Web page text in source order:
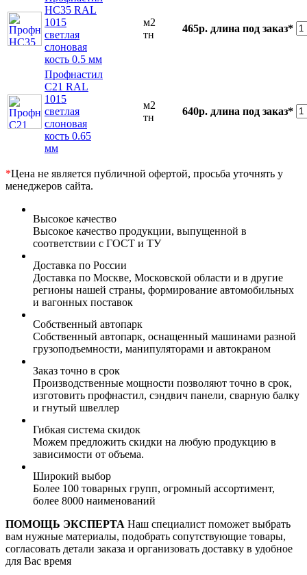
НС35 RAL
1015
светлая
слоновая
кость 0.5 мм
м2
тн
465р. длина под заказ*
Профнастил
С21 RAL
1015
светлая
слоновая
кость 0.65
мм
м2
тн
640р. длина под заказ*
*Цена не является публичной офертой, просьба уточнять у
менеджеров сайта.
Высокое качество
Высокое качество продукции, выпущенной в
соответствии с ГОСТ и ТУ
Доставка по России
Доставка по Москве, Московской области и в другие
регионы нашей страны, формирование автомобильных
и вагонных поставок
Собственный автопарк
Собственный автопарк, оснащенный машинами разной
грузоподъемности, манипуляторами и автокраном
Заказ точно в срок
Производственные мощности позволяют точно в срок,
изготовить профнастил, сэндвич панели, сварную балку
и гнутый швеллер
Гибкая система скидок
Можем предложить скидки на любую продукцию в
зависимости от объема.
Широкий выбор
Более 100 товарных групп, огромный ассортимент,
более 8000 наименований
ПОМОЩЬ ЭКСПЕРТА Наш специалист поможет выбрать
вам нужные материалы, подобрать сопутствующие товары,
согласовать детали заказа и организовать доставку в удобное
для Вас время